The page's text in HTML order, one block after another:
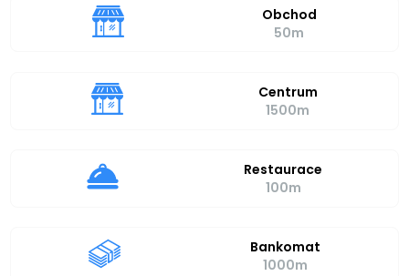
Obchod
50m
Centrum
1500m
Restaurace
100m
Bankomat
1000m